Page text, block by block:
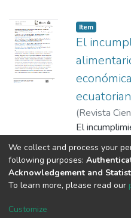
Item
El
(Revista
provincia
Calle, Leyre
Yadira
Cecilia;
El
alimentaria
forma de
mujeres e
perpetuación
económica;
derechos
Show
We collect and process your
following purposes:
Acknowledgement and
To learn more, please read our
Customize